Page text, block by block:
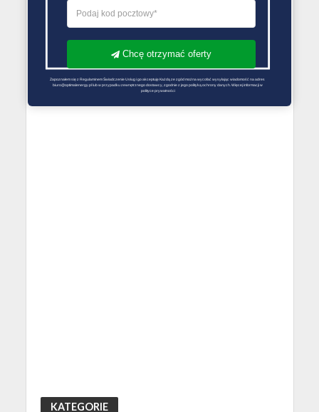
KATEGORIE
Chcę otrzymać oferty
Zapoznałem się z Regulaminem Świadczenie Usług i go akceptuję Każdą ze zgód można wycofać wysyłając wiadomość na adres
biuro@optimalenergy.pl lub w przypadku zewnętrznego dostawcy, zgodnie z jego polityką ochrony danych. Więcej informacji w
polityce prywatności